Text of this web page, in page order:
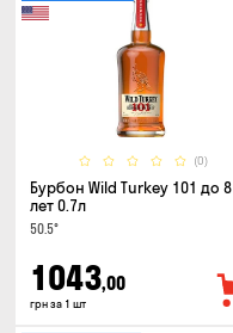
(0)
Бурбон Wild Turkey 101 до 8
лет 0.7л
50.5°
1043,00
грн за 1 шт